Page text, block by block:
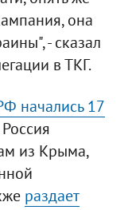
она
- сказал
в ТКГ.
начались 17
из Крыма,
раздает